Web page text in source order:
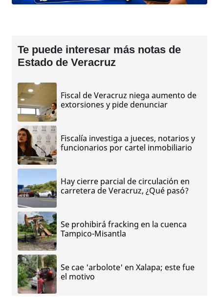
Te puede interesar más notas de
Estado de Veracruz
Fiscal de Veracruz niega aumento de
extorsiones y pide denunciar
Fiscalía investiga a jueces, notarios y
funcionarios por cartel inmobiliario
Hay cierre parcial de circulación en
carretera de Veracruz, ¿Qué pasó?
Se prohibirá fracking en la cuenca
Tampico-Misantla
Se cae 'arbolote' en Xalapa; este fue
el motivo